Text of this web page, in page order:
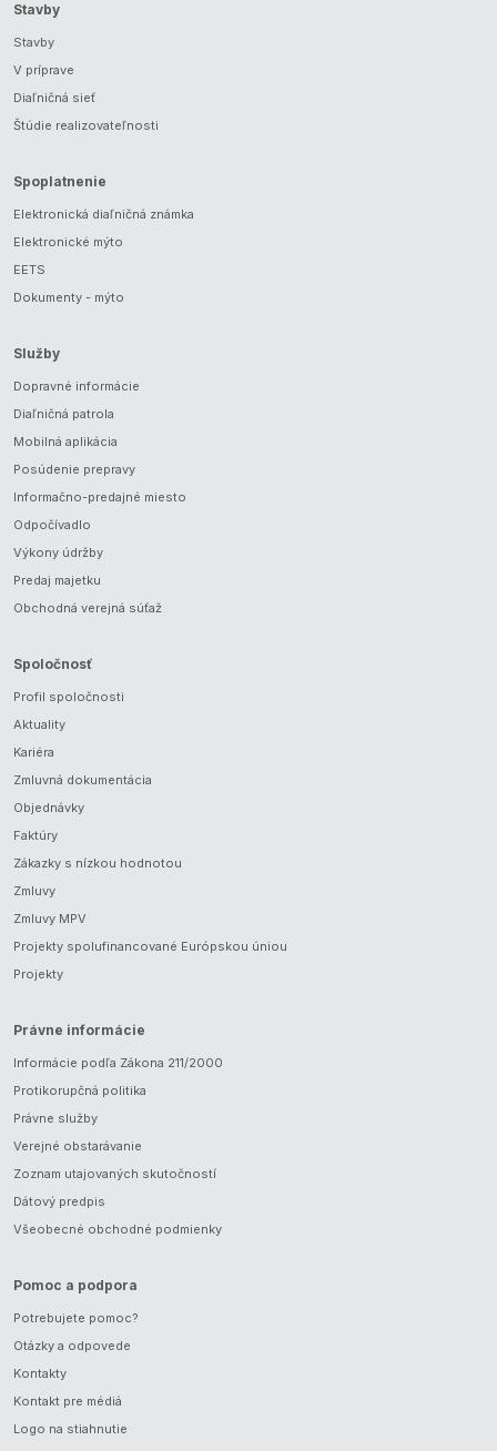
Stavby
Stavby
V príprave
Diaľničná sieť
Štúdie realizovateľnosti
Spoplatnenie
Elektronická diaľničná známka
Elektronické mýto
EETS
Dokumenty - mýto
Služby
Dopravné informácie
Diaľničná patrola
Mobilná aplikácia
Posúdenie prepravy
Informačno-predajné miesto
Odpočívadlo
Výkony údržby
Predaj majetku
Obchodná verejná súťaž
Spoločnosť
Profil spoločnosti
Aktuality
Kariéra
Zmluvná dokumentácia
Objednávky
Faktúry
Zákazky s nízkou hodnotou
Zmluvy
Zmluvy MPV
Projekty spolufinancované Európskou úniou
Projekty
Právne informácie
Informácie podľa Zákona 211/2000
Protikorupčná politika
Právne služby
Verejné obstarávanie
Zoznam utajovaných skutočností
Dátový predpis
Všeobecné obchodné podmienky
Pomoc a podpora
Potrebujete pomoc?
Otázky a odpovede
Kontakty
Kontakt pre médiá
Logo na stiahnutie